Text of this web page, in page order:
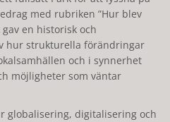
med rubriken ”Hur blev
gav en historisk och
hur strukturella förändringar
och i synnerhet
möjligheter som väntar
globalisering, digitalisering och